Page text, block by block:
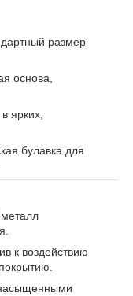
размер
основа,
ярких,
булавка для
к воздействию